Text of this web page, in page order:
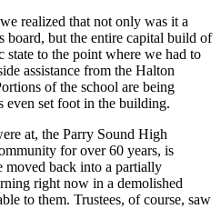
realized that not only was it a
board, but the entire capital build of
state to the point where we had to
assistance from the Halton
of the school are being
even set foot in the building.
at, the Parry Sound High
for over 60 years, is
back into a partially
right now in a demolished
to them. Trustees, of course, saw